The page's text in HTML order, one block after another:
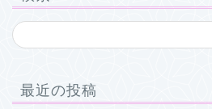
最近の投稿